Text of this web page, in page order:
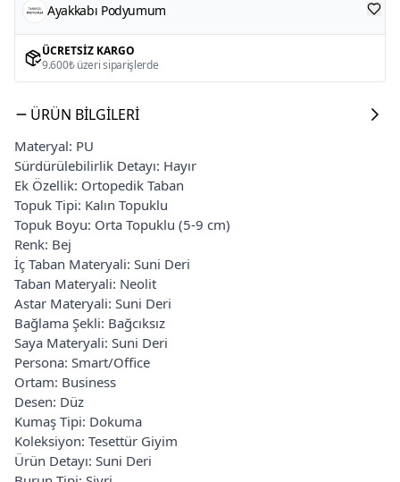
Ayakkabı Podyumum
ÜCRETSIZ KARGO
9.600₺ üzeri siparişlerde
ÜRÜN BILGILERI
Materyal: PU
Sürdürülebilirlik Detayı: Hayır
Ek Özellik: Ortopedik Taban
Topuk Tipi: Kalın Topuklu
Topuk Boyu: Orta Topuklu (5-9 cm)
Renk: Bej
İç Taban Materyali: Suni Deri
Taban Materyali: Neolit
Astar Materyali: Suni Deri
Bağlama Şekli: Bağcıksız
Saya Materyali: Suni Deri
Persona: Smart/Office
Ortam: Business
Desen: Düz
Kumaş Tipi: Dokuma
Koleksiyon: Tesettür Giyim
Ürün Detayı: Suni Deri